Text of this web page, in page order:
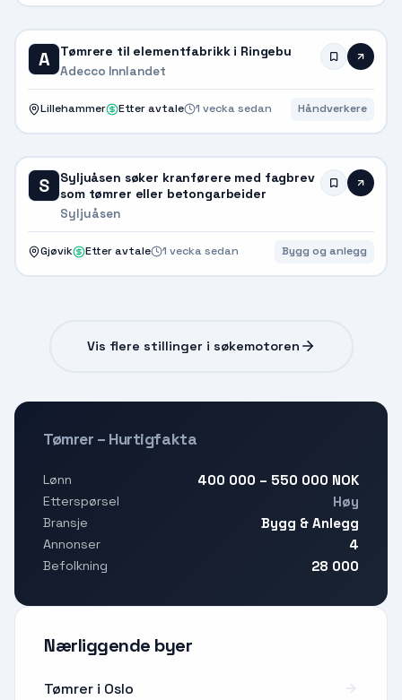
A Tømrere til elementfabrikk i Ringebu
Adecco Innlandet
Lillehammer Etter avtale 1 vecka sedan Håndverkere
S
Syljuåsen søker kranførere med fagbrev
som tømrer eller betongarbeider
Syljuåsen
Gjøvik Etter avtale 1 vecka sedan Bygg og anlegg
Vis flere stillinger i søkemotoren
Tømrer – Hurtigfakta
Lønn 400 000 – 550 000 NOK
Etterspørsel Høy
Bransje Bygg & Anlegg
Annonser 4
Befolkning 28 000
Nærliggende byer
Tømrer i Oslo